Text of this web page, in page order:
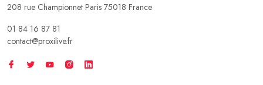
208 rue Championnet Paris 75018 France
01 84 16 87 81
contact@proxilive.fr